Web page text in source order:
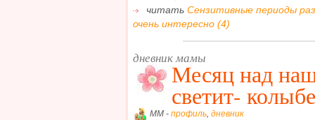
читать Сензитивные периоды
очень интересно (4)
дневник мамы
Месяц над
светит-
MM - профиль, дневник